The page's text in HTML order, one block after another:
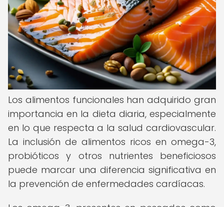
Los alimentos funcionales han adquirido gran
importancia en la dieta diaria, especialmente
en lo que respecta a la salud cardiovascular.
La inclusión de alimentos ricos en omega-3,
probióticos y otros nutrientes beneficiosos
puede marcar una diferencia significativa en
la prevención de enfermedades cardíacas.